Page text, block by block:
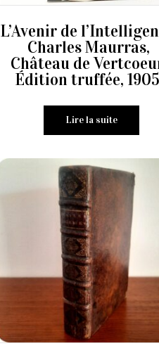
L’Avenir de
Charles Maurras,
Château de
Édition truffée,
Lire la suite